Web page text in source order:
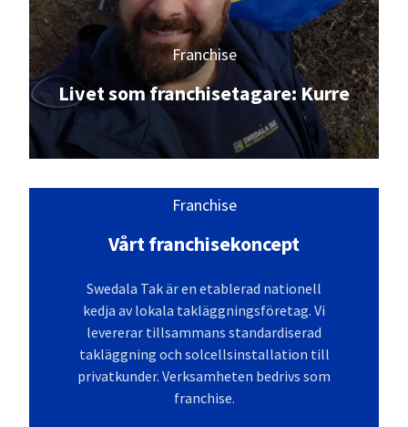
Franchise
Livet som franchisetagare: Kurre
Franchise
Vårt franchisekoncept
Swedala Tak är en etablerad nationell
kedja av lokala takläggningsföretag. Vi
levererar tillsammans standardiserad
takläggning och solcellsinstallation till
privatkunder. Verksamheten bedrivs som
franchise.